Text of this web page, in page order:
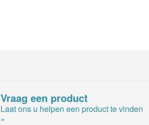
Vraag een product
Laat ons u helpen een product te vinden
»